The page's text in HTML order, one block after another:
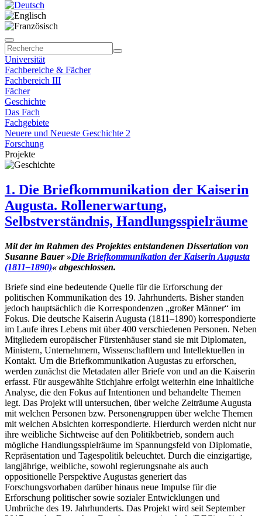
Universität
Fachbereiche & Fächer
Fachbereich III
Fächer
Geschichte
Das Fach
Fachgebiete
Neuere und Neueste Geschichte 2
Forschung
Projekte
1. Die Briefkommunikation der Kaiserin
Augusta. Rollenerwartung,
Selbstverständnis, Handlungsspielräume
Mit der im Rahmen des Projektes entstandenen Dissertation von
Susanne Bauer »Die Briefkommunikation der Kaiserin Augusta
(1811–1890)« abgeschlossen.
Briefe sind eine bedeutende Quelle für die Erforschung der
politischen Kommunikation des 19. Jahrhunderts. Bisher standen
jedoch hauptsächlich die Korrespondenzen „großer Männer“ im
Fokus. Die deutsche Kaiserin Augusta (1811–1890) korrespondierte
im Laufe ihres Lebens mit über 400 verschiedenen Personen. Neben
Mitgliedern europäischer Fürstenhäuser stand sie mit Diplomaten,
Ministern, Unternehmern, Wissenschaftlern und Intellektuellen in
Kontakt. Um die Briefkommunikation Augustas zu erforschen,
werden zunächst die Metadaten aller Briefe von und an die Kaiserin
erfasst. Für ausgewählte Stichjahre erfolgt weiterhin eine inhaltliche
Analyse, die den Fokus auf Intentionen und behandelte Themen
legt. Das Projekt will untersuchen, über welche Zeiträume Augusta
mit welchen Personen bzw. Personengruppen über welche Themen
mit welchen Absichten korrespondierte. Hierdurch werden nicht nur
ihre weibliche Sichtweise auf den Politikbetrieb, sondern auch
mögliche Handlungsspielräume im Spannungsfeld von Diplomatie,
Repräsentation und Tagespolitik beleuchtet. Durch die einzigartige,
langjährige, weibliche, sowohl regierungsnahe als auch
oppositionelle Perspektive Augustas generiert das
Forschungsvorhaben darüber hinaus neue Impulse für die
Erforschung politischer sowie sozialer Entwicklungen und
Umbrüche des 19. Jahrhunderts. Das Projekt wird seit September